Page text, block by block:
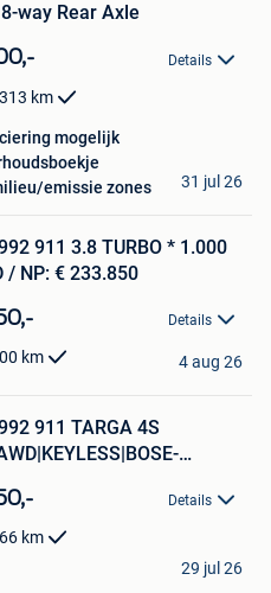
way Rear Axle
Details
km
mogelijk
emissie zones
31 jul 26
911 3.8 TURBO * 1.000
/ NP: € 233.850
Details
km 4 aug 26
911 TARGA 4S
Details
km
29 jul 26